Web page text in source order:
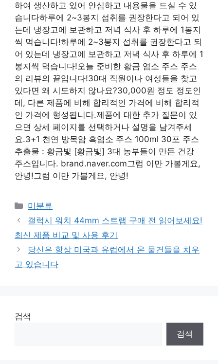
하여 생산하고 있어 안심하고 내용물을 드실 수 있
습니다하루에 2~3봉지 섭취를 권장한다고 되어 있
는데 냉장고에 보관하고 저녁 식사 후 하루에 1봉지
씩 먹습니다!하루에 2~3봉지 섭취를 권장한다고 되
어 있는데 냉장고에 보관하고 저녁 식사 후 하루에 1
봉지씩 먹습니다!오늘 준비한 황금 염소 주스 주스
의 리뷰의 끝입니다!30대 직원이나 여성들을 찾고
있다면 왜 시도하지 않나요?30,000원 정도 정도인
데, 다른 제품에 비해 합리적인 가격에 비해 합리적
인 가격에 형성됩니다.제품에 대한 추가 질문이 있
으면 상세 페이지를 선택하거나 설명을 남겨주세
요.3+1 천연 방목암 흑염소 주스 100ml 30포 주스
추출물 : 황금빛 [황금빛] 3대 농부들이 만든 건강
주스입니다. brand.naver.com그럼 이만 가볼게요,
안녕!그럼 이만 가볼게요, 안녕!
Categories
미분류
갤럭시 워치 44mm 스트랩 구매 전 읽어보세요!
최신 제품 비교 및 사용 후기
당신은 항상 미국과 유럽에서 온 물건들을 치우
고 있습니다
검색
검색